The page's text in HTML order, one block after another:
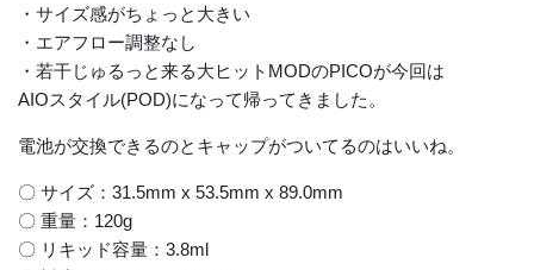
・サイズ感がちょっと大きい
・エアフロー調整なし
・若干じゅるっと来る大ヒットMODのPICOが今回は
AIOスタイル(POD)になって帰ってきました。
電池が交換できるのとキャップがついてるのはいいね。
〇 サイズ：31.5mm x 53.5mm x 89.0mm
〇 重量：120g
〇 リキッド容量：3.8ml